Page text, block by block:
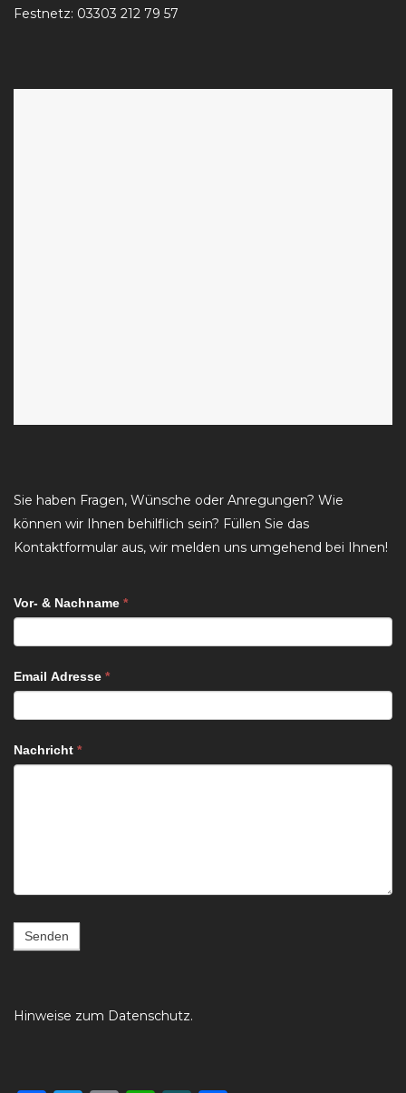
Festnetz: 03303 212 79 57
Sie haben Fragen, Wünsche oder Anregungen? Wie
können wir Ihnen behilflich sein? Füllen Sie das
Kontaktformular aus, wir melden uns umgehend bei Ihnen!
Falls
ein
Mensch
bist,
lasse
dieses
Feld
Vor- & Nachname *
Email Adresse *
Nachricht *
Senden
Hinweise zum Datenschutz.